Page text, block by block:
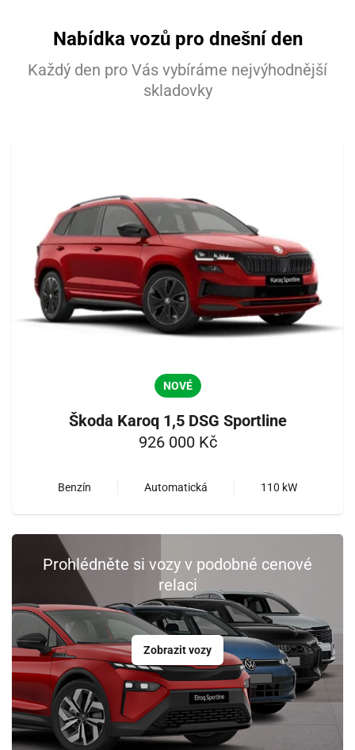
Nabídka vozů pro dnešní den
Každý den pro Vás vybíráme nejvýhodnější
skladovky
NOVÉ
Škoda Karoq 1,5 DSG Sportline
926 000 Kč
Benzín Automatická 110 kW
Prohlédněte si vozy v podobné cenové
relaci
Zobrazit vozy